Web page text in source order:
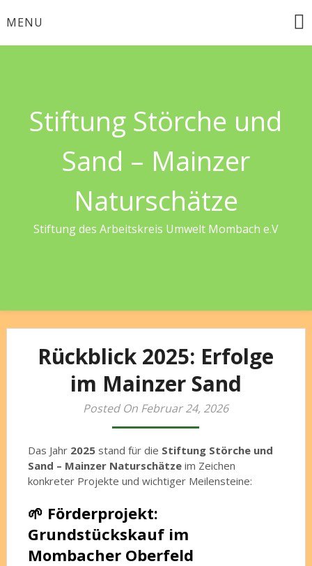
toMENU
Stiftung Störche und
Sand – Mainzer
Naturschätze
Stiftung des Arbeitskreis Umwelt Mombach e.V
Rückblick 2025: Erfolge
im Mainzer Sand
Posted On Februar 24, 2026
Das Jahr 2025stand für die Stiftung Störche und
Sand – Mainzer Naturschätzeim Zeichen
konkreter Projekte und wichtiger Meilensteine:
🌱 Förderprojekt:
Grundstückskauf im
Mombacher Oberfeld